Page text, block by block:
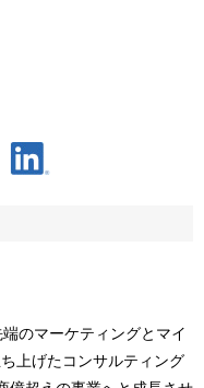
のマーケティングとマイ
上げたコンサルティング